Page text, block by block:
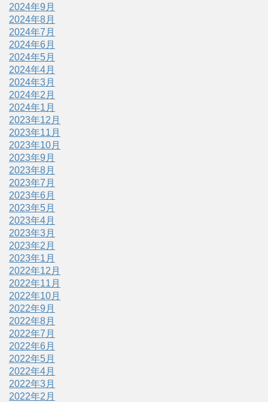
2024年9月
2024年8月
2024年7月
2024年6月
2024年5月
2024年4月
2024年3月
2024年2月
2024年1月
2023年12月
2023年11月
2023年10月
2023年9月
2023年8月
2023年7月
2023年6月
2023年5月
2023年4月
2023年3月
2023年2月
2023年1月
2022年12月
2022年11月
2022年10月
2022年9月
2022年8月
2022年7月
2022年6月
2022年5月
2022年4月
2022年3月
2022年2月